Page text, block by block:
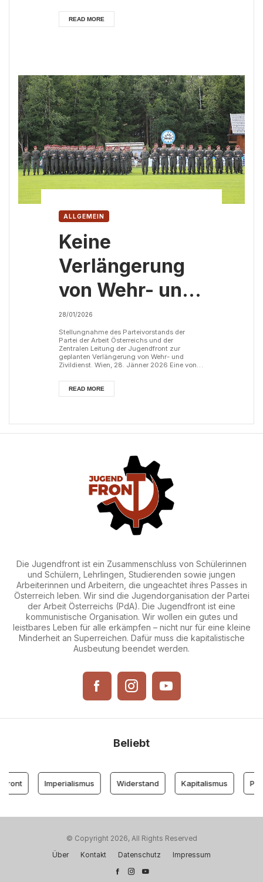
handelt sich um eine Kompromisslösung
zwischen den drei Koalitionsparteien. Konkret
soll der Grundwehrdienst künftig sechs
READ MORE
ALLGEMEIN
Keine
Verlängerung
von Wehr- und
Zivildienst!
Schluss mit der
Einbindung des
Bundesheeres
Strukturen!
28/01/2026
Stellungnahme des Parteivorstands der
Partei der Arbeit Österreichs und der
Zentralen Leitung der Jugendfront zur
geplanten Verlängerung von Wehr- und
Zivildienst. Wien, 28. Jänner 2026 Eine von
Wehrdienstkommission hat vor kurzem
vorgeschlagen, den Grundwehrdienst in
Österreich auf acht Monate zu verlängern
Weitere Empfehlungen der Kommission
READ MORE
Die Jugendfront ist ein Zusammenschluss von Schülerinnen
und Schülern, Lehrlingen, Studierenden sowie jungen
Arbeiterinnen und Arbeitern, die ungeachtet ihres Passes in
Österreich leben. Wir sind die Jugendorganisation der Partei
der Arbeit Österreichs (PdA). Die Jugendfront ist eine
kommunistische Organisation. Wir wollen ein gutes und
leistbares Leben für alle erkämpfen – nicht nur für eine kleine
Minderheit an Superreichen. Dafür muss die kapitalistische
Ausbeutung beendet werden.
Beliebt
Imperialismus Widerstand Kapitalismus
© Copyright 2026, All Rights Reserved
Über
Kontakt Datenschutz Impressum